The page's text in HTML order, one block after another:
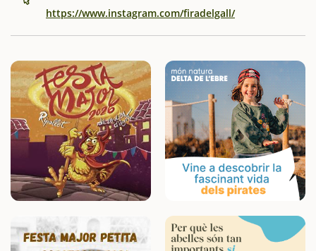
https://www.instagram.com/firadelgall/